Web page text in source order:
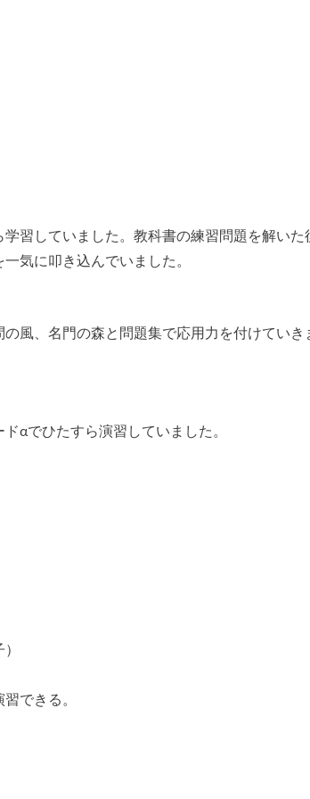
習していました。教科書の練習問題を解いた
気に叩き込んでいました。
風、名門の森と問題集で応用力を付けていき
αでひたすら演習していました。
できる。